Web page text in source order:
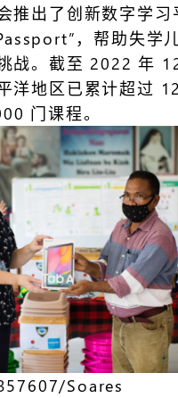
推出了创新数字学习
，帮助失学
战。截至 2022 年
洋地区已累计超过
门课程。
Soares